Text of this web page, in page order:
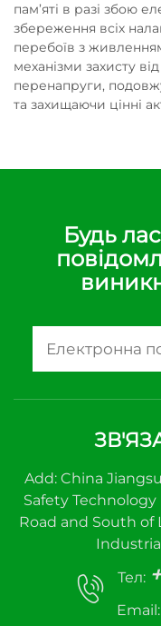
пам’яті в разі збою
збереження всіх
перебоїв з
механізми захисту
перенапруги,
та захищаючи цінні
Будь
Add: China
Safety
Road and South of
Тел:
Email: